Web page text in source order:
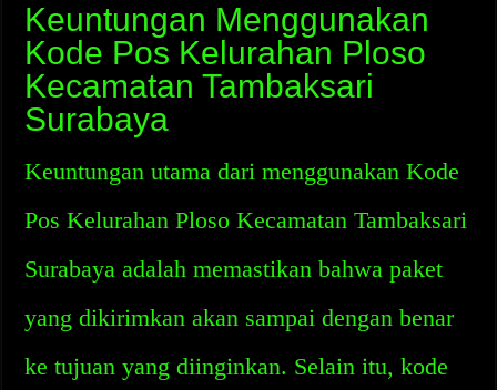
Keuntungan Menggunakan
Kode Pos Kelurahan Ploso
Kecamatan Tambaksari
Surabaya
Keuntungan utama dari menggunakan Kode
Pos Kelurahan Ploso Kecamatan Tambaksari
Surabaya adalah memastikan bahwa paket
yang dikirimkan akan sampai dengan benar
ke tujuan yang diinginkan. Selain itu, kode